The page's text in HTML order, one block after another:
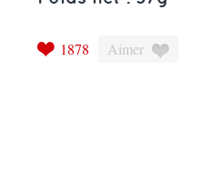
Aimer
1878